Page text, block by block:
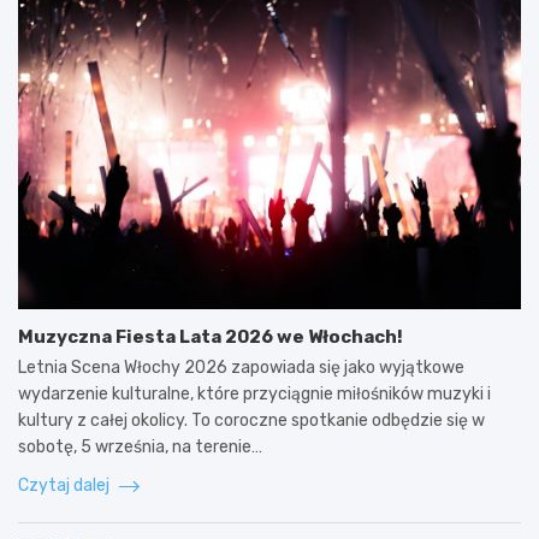
Muzyczna Fiesta Lata 2026 we Włochach!
Letnia Scena Włochy 2026 zapowiada się jako wyjątkowe
wydarzenie kulturalne, które przyciągnie miłośników muzyki i
kultury z całej okolicy. To coroczne spotkanie odbędzie się w
sobotę, 5 września, na terenie…
Czytaj dalej